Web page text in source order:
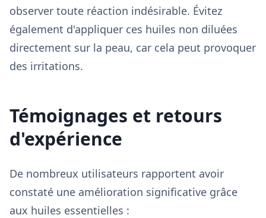
observer toute réaction indésirable. Évitez
également d'appliquer ces huiles non diluées
directement sur la peau, car cela peut provoquer
des irritations.
Témoignages et retours
d'expérience
De nombreux utilisateurs rapportent avoir
constaté une amélioration significative grâce
aux huiles essentielles :